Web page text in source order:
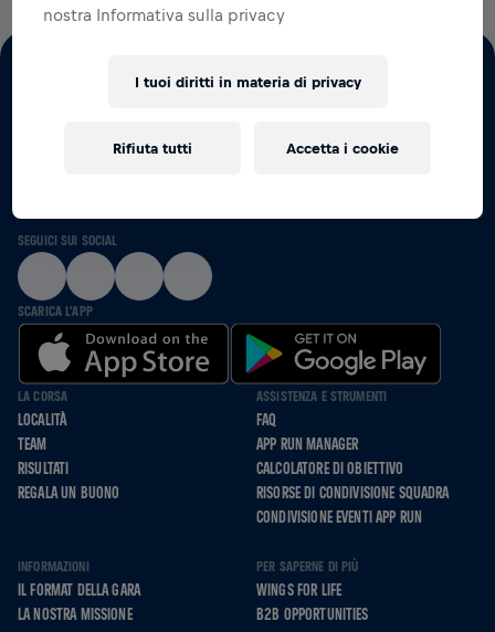
SEGUICI SUI SOCIAL
SCARICA L'APP
LA CORSA
LOCALITÀ
TEAM
RISULTATI
REGALA UN BUONO
ASSISTENZA E STRUMENTI
FAQ
APP RUN MANAGER
CALCOLATORE DI OBIETTIVO
RISORSE DI CONDIVISIONE SQUADRA
CONDIVISIONE EVENTI APP RUN
INFORMAZIONI
IL FORMAT DELLA GARA
LA NOSTRA MISSIONE
PER SAPERNE DI PIÙ
WINGS FOR LIFE
B2B OPPORTUNITIES
nostra Informativa sulla privacy
I tuoi diritti in materia di privacy
Rifiuta tutti Accetta i cookie